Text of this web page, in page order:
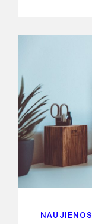
NAUJIENOS